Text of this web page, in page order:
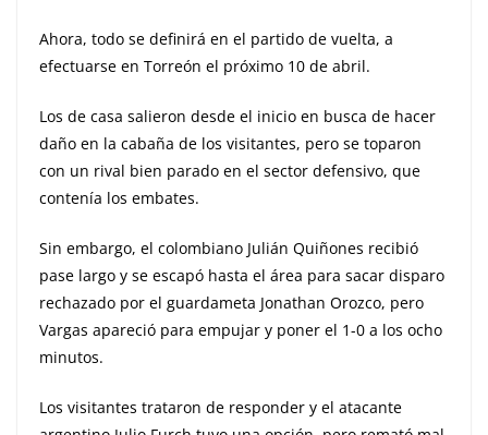
Ahora, todo se definirá en el partido de vuelta, a
efectuarse en Torreón el próximo 10 de abril.
Los de casa salieron desde el inicio en busca de hacer
daño en la cabaña de los visitantes, pero se toparon
con un rival bien parado en el sector defensivo, que
contenía los embates.
Sin embargo, el colombiano Julián Quiñones recibió
pase largo y se escapó hasta el área para sacar disparo
rechazado por el guardameta Jonathan Orozco, pero
Vargas apareció para empujar y poner el 1-0 a los ocho
minutos.
Los visitantes trataron de responder y el atacante